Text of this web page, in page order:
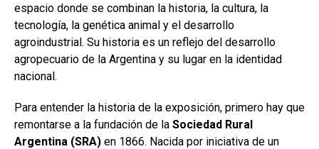
espacio donde se combinan la historia, la cultura, la
tecnología, la genética animal y el desarrollo
agroindustrial. Su historia es un reflejo del desarrollo
agropecuario de la Argentina y su lugar en la identidad
nacional.
Para entender la historia de la exposición, primero hay que
remontarse a la fundación de la Sociedad Rural
Argentina (SRA) en 1866. Nacida por iniciativa de un